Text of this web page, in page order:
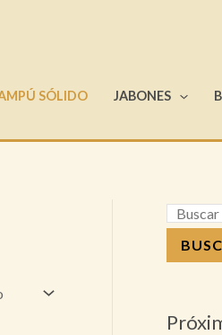
SÓLIDO JABONES
c